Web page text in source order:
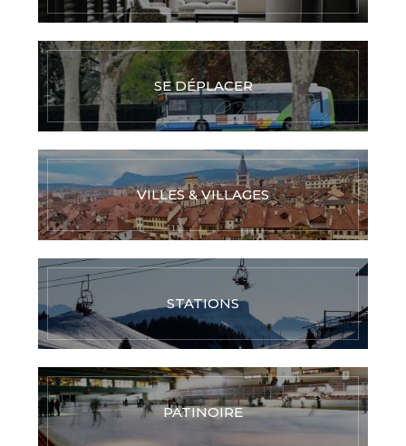
SE DÉPLACER
VILLES & VILLAGES
STATIONS
PATINOIRE